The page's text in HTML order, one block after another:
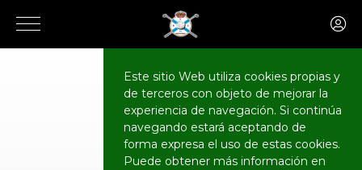
Este sitio Web utiliza cookies propias y
de terceros con objeto de mejorar la
experiencia de navegación. Si continúa
navegando estará aceptando de
forma expresa el uso de estas cookies.
Puede obtener más información en
CALENDARIO
Eventos